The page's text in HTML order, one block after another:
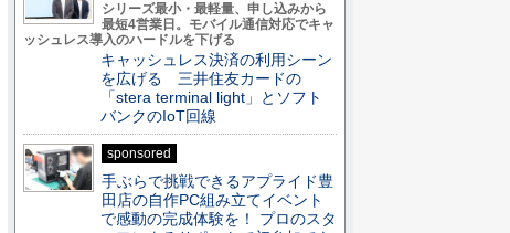
シリーズ最小・最軽量、申し込みから
最短4営業日。モバイル通信対応でキャ
ッシュレス導入のハードルを下げる
キャッシュレス決済の利用シーン
を広げる 三井住友カードの
「stera terminal light」とソフト
バンクのIoT回線
sponsored
手ぶらで挑戦できるアプライド豊
田店の自作PC組み立てイベント
で感動の完成体験を！ プロのスタ